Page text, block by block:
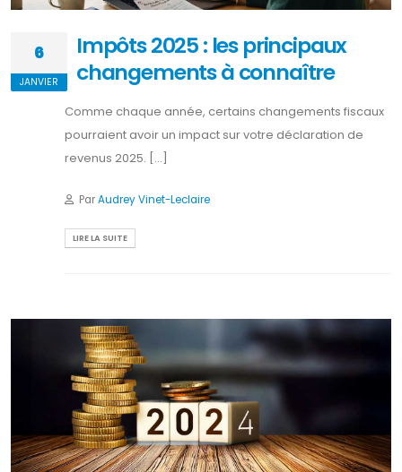
6
JANVIER
Impôts 2025 : les principaux
changements à connaître
Comme chaque année, certains changements fiscaux
pourraient avoir un impact sur votre déclaration de
revenus 2025. [...]
ParAudrey Vinet-Leclaire
LIRE LA SUITE